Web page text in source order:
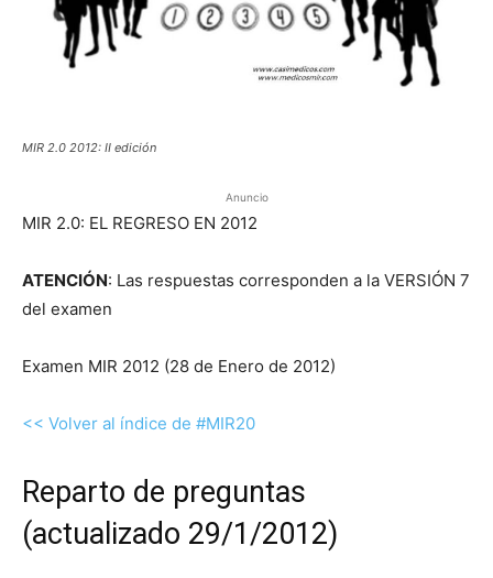
MIR 2.0 2012: II edición
Anuncio
MIR 2.0: EL REGRESO EN 2012
ATENCIÓN: Las respuestas corresponden a la VERSIÓN 7
del examen
Examen MIR 2012 (28 de Enero de 2012)
<< Volver al índice de #MIR20
Reparto de preguntas
(actualizado 29/1/2012)